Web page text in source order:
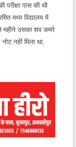
पास की थी
मध्य विद्यालय में
महीने उसका शव कमरे
नहीं मिला था.